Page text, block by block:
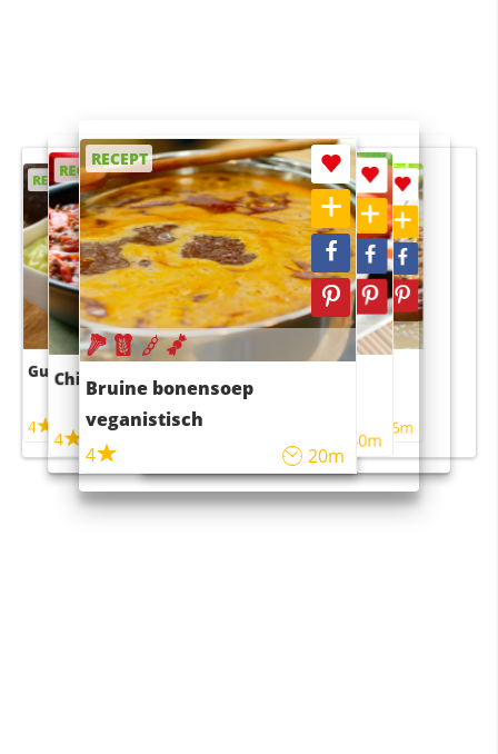
RECEPT
Guacamole
4
RECEPT
Chili con carne
4
RECEPT
Bruine bonensoep
veganistisch
4
20m
RECEPT
Sushi rijstsalade
maaltijdsalade
40m
RECEPT
4 55m